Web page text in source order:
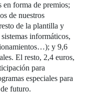
en forma de premios;
de nuestros
de la plantilla y
informáticos,
y 9,6
El resto, 2,4 euros,
para
especiales para
futuro.